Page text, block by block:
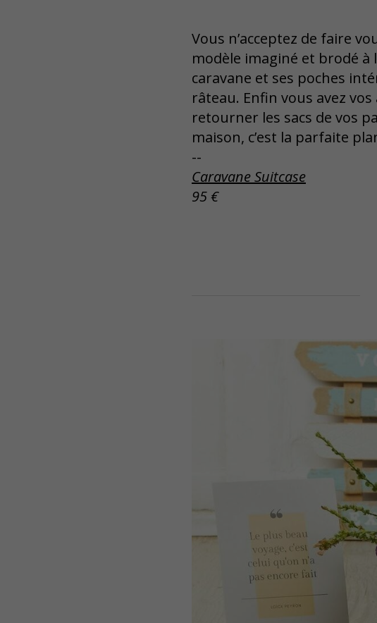
Vous n’acceptez de faire
modèle imaginé et brodé à
caravane et ses poches
râteau. Enfin vous avez
retourner les sacs de vos
maison, c’est la parfaite
--
Caravane Suitcase
95 €